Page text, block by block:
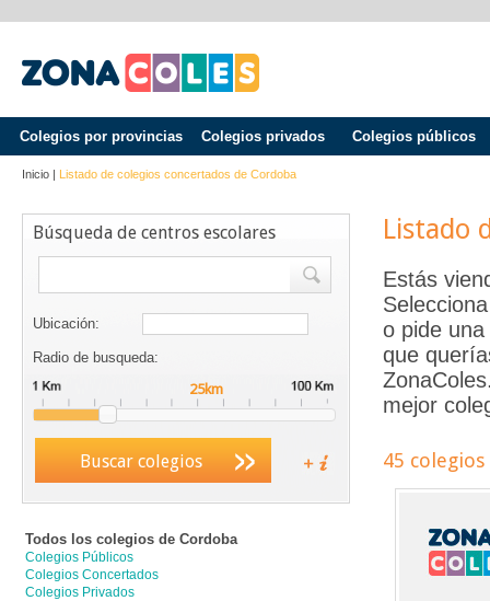
Colegios por provincias Colegios privados Colegios públicos
Inicio | Listado de colegios concertados de Cordoba
Búsqueda de centros escolares
Ubicación:
Radio de busqueda:
Buscar colegios
Todos los colegios de Cordoba
Colegios Públicos
Colegios Concertados
Colegios Privados
Listado
Estás
o pide
que
mejor
45